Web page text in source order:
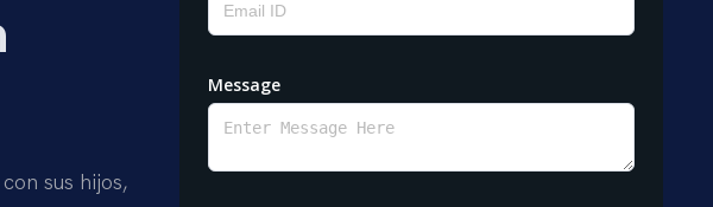
sus hijos,